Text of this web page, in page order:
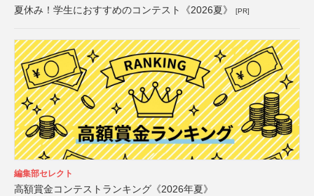
夏休み！学生におすすめのコンテスト《2026夏》 [PR]
編集部セレクト
高額賞金コンテストランキング《2026年夏》